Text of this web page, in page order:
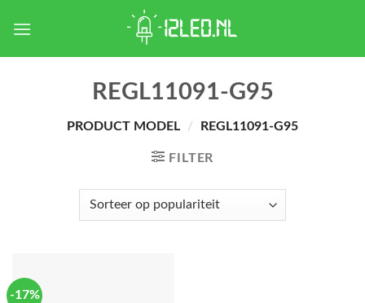
REGL11091-G95
PRODUCT MODEL / REGL11091-G95
FILTER
-17%